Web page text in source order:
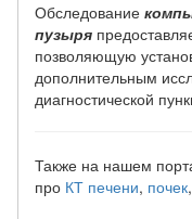
Обследование
пузыря
позволяющую
дополнительным
диагностической
Также на нашем
про КТ печени, почек